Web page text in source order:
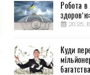
Робота
20:25,
Куди
багатства